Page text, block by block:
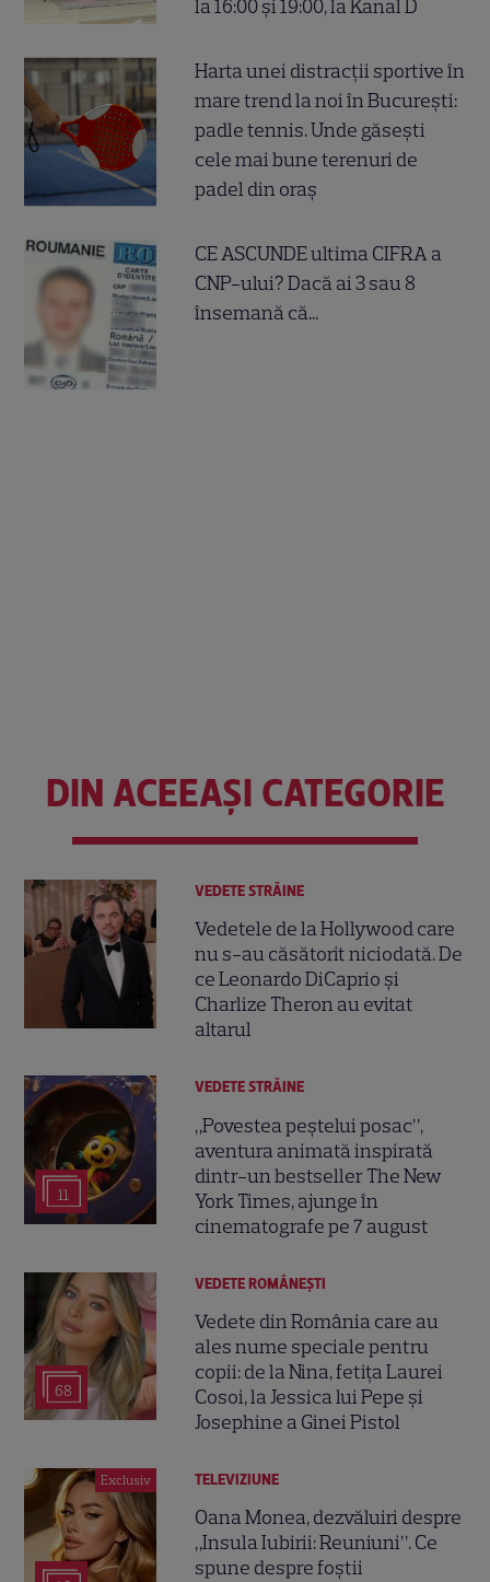
la 16:00 și 19:00, la Kanal D
Harta unei distracții sportive în
mare trend la noi în București:
padle tennis. Unde găsești
cele mai bune terenuri de
padel din oraș
CE ASCUNDE ultima CIFRA a
CNP-ului? Dacă ai 3 sau 8
însemană că...
DIN ACEEAȘI CATEGORIE
VEDETE STRĂINE
Vedetele de la Hollywood care
nu s-au căsătorit niciodată. De
ce Leonardo DiCaprio și
Charlize Theron au evitat
altarul
11
VEDETE STRĂINE
„Povestea peștelui posac”,
aventura animată inspirată
dintr-un bestseller The New
York Times, ajunge în
cinematografe pe 7 august
68
VEDETE ROMÂNEŞTI
Vedete din România care au
ales nume speciale pentru
copii: de la Nina, fetița Laurei
Cosoi, la Jessica lui Pepe și
Josephine a Ginei Pistol
Exclusiv TELEVIZIUNE
Oana Monea, dezvăluiri despre
„Insula Iubirii: Reuniuni”. Ce
spune despre foștii